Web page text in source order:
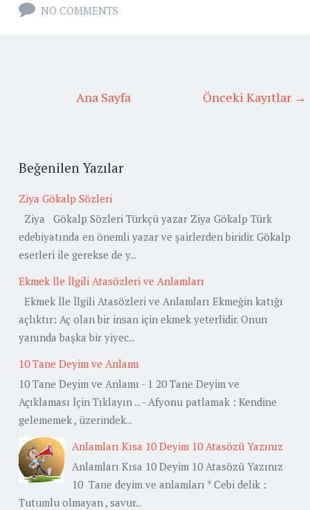
NO COMMENTS
Önceki Kayıtlar →
Ana Sayfa
Beğenilen Yazılar
Ziya Gökalp Sözleri
Ziya Gökalp Sözleri Türkçü yazar Ziya Gökalp Türk
edebiyatında en önemli yazar ve şairlerden biridir. Gökalp
eserleri ile gerekse de y...
Ekmek İle İlgili Atasözleri ve Anlamları
Ekmek İle İlgili Atasözleri ve Anlamları Ekmeğin katığı
açlıktır: Aç olan bir insan için ekmek yeterlidir. Onun
yanında başka bir yiyec...
10 Tane Deyim ve Anlamı
10 Tane Deyim ve Anlamı - 1 20 Tane Deyim ve
Açıklaması İçin Tıklayın ... - Afyonu patlamak : Kendine
gelememek , üzerindek...
Anlamları Kısa 10 Deyim 10 Atasözü Yazınız
Anlamları Kısa 10 Deyim 10 Atasözü Yazınız
10 Tane deyim ve anlamları * Cebi delik :
Tutumlu olmayan , savur...